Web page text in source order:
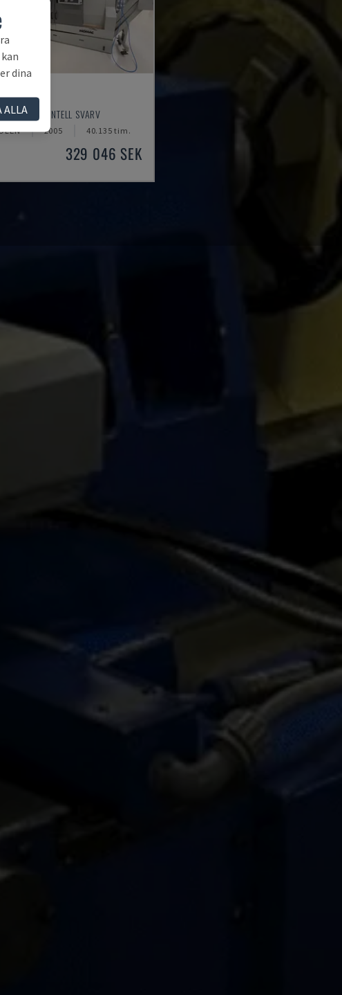
520
- HORISONTELL SVARV
2005 40.135 tim.
329 046 SEK
dina
ALLA